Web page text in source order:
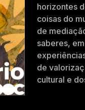
horizontes
coisas do
de
saberes,
de
cultural e